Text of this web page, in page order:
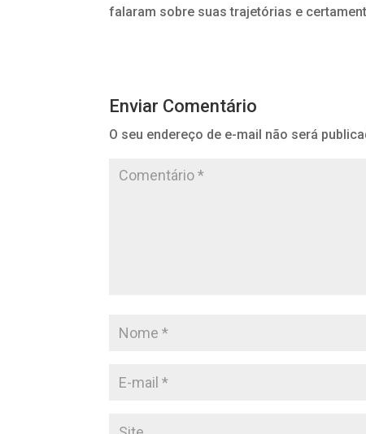
falaram sobre suas trajetórias e
Enviar Comentário
O seu endereço de e-mail não será